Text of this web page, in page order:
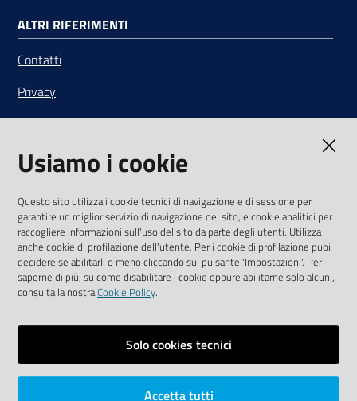
ALTRI RIFERIMENTI
Contatti
Privacy
Note legali
Media Policy
SEGUICI SU
YoutubeTwitterLinkedinFacebookInstagram
Vai alla pagina
Area riservata
Usiamo i cookie
Questo sito utilizza i cookie tecnici di navigazione e di sessione per
garantire un miglior servizio di navigazione del sito, e cookie analitici per
raccogliere informazioni sull'uso del sito da parte degli utenti. Utilizza
anche cookie di profilazione dell'utente. Per i cookie di profilazione puoi
decidere se abilitarli o meno cliccando sul pulsante 'Impostazioni'. Per
saperne di più, su come disabilitare i cookie oppure abilitarne solo alcuni,
consulta la nostraCookie Policy.
Solo cookies tecnici
Accetta tutti